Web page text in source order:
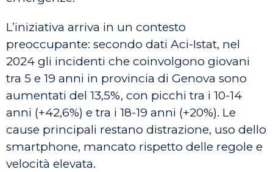
L’iniziativa arriva in un contesto
preoccupante: secondo dati Aci-Istat, nel
2024 gli incidenti che coinvolgono giovani
tra 5 e 19 anni in provincia di Genova sono
aumentati del 13,5%, con picchi tra i 10-14
anni (+42,6%) e tra i 18-19 anni (+20%). Le
cause principali restano distrazione, uso dello
smartphone, mancato rispetto delle regole e
velocità elevata.